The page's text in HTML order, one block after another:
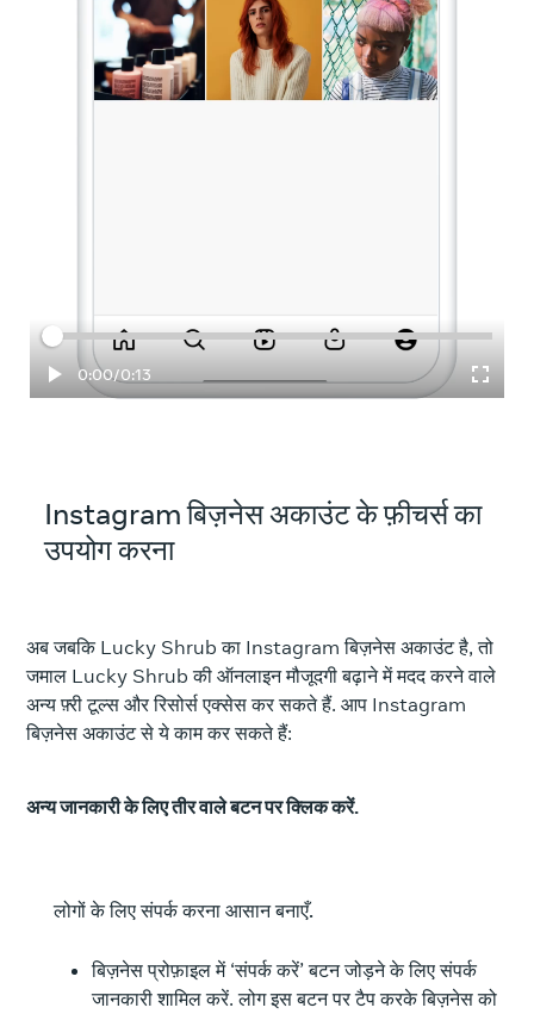
0:00/0:13
Instagram बिज़नेस अकाउंट के फ़ीचर्स का
उपयोग करना
अब जबकि Lucky Shrub का Instagram बिज़नेस अकाउंट है, तो
जमाल Lucky Shrub की ऑनलाइन मौजूदगी बढ़ाने में मदद करने वाले
अन्य फ़्री टूल्स और रिसोर्स एक्सेस कर सकते हैं. आप Instagram
बिज़नेस अकाउंट से ये काम कर सकते हैं:
अन्य जानकारी के लिए तीर वाले बटन पर क्लिक करें.
लोगों के लिए संपर्क करना आसान बनाएँ.
बिज़नेस प्रोफ़ाइल में ‘संपर्क करें’ बटन जोड़ने के लिए संपर्क
जानकारी शामिल करें. लोग इस बटन पर टैप करके बिज़नेस को